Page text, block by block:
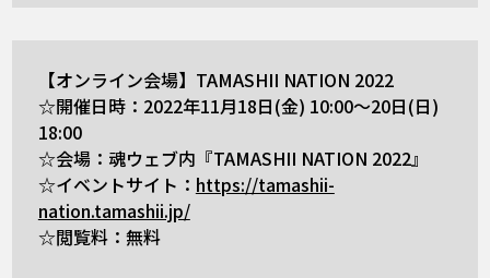
【オンライン会場】TAMASHII NATION 2022
☆開催日時：2022年11月18日(金) 10:00～20日(日)
18:00
☆会場：魂ウェブ内『TAMASHII NATION 2022』
☆イベントサイト： https://tamashii-
nation.tamashii.jp/
☆閲覧料：無料